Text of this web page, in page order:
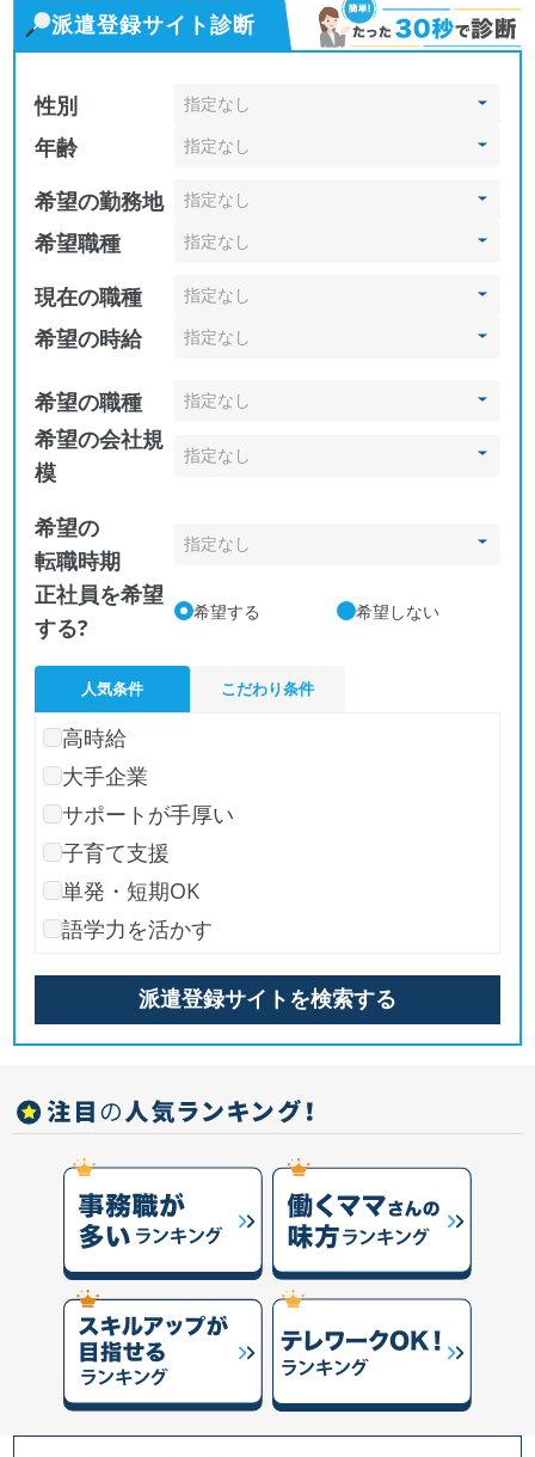
派遣登録サイト診断
性別
年齢
希望の勤務地
希望職種
現在の職種
希望の時給
希望の職種
希望の会社規
模
希望の
転職時期
正社員を希望
する?
希望する 希望しない
人気条件 こだわり条件
高時給
大手企業
サポートが手厚い
子育て支援
単発・短期OK
語学力を活かす